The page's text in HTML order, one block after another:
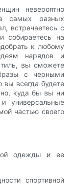
невероятно
самых разных
встречаетесь с
собираетесь на
к любому
нарядов и
вы сможете
с черными
вы всегда будете
куда бы вы ни
универсальные
частью своего
одежды и ее
спортивной